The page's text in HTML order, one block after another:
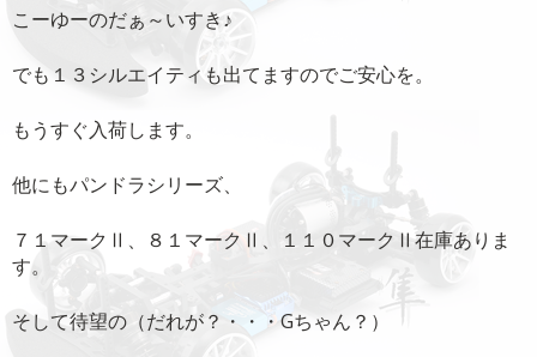
こーゆーのだぁ～いすき♪
でも１３シルエイティも出てますのでご安心を。
もうすぐ入荷します。
他にもパンドラシリーズ、
７１マークⅡ、８１マークⅡ、１１０マークⅡ在庫ありま
す。
そして待望の（だれが？・・・Gちゃん？）